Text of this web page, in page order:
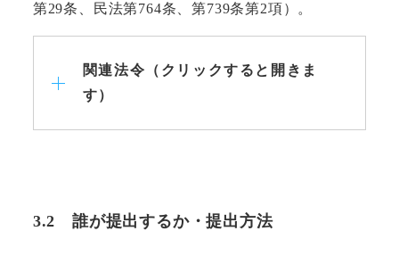
第29条、民法第764条、第739条第2項）。
関連法令（クリックすると開きま
す）
3.2 誰が提出するか・提出方法